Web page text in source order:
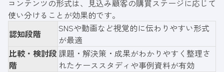
コンテンツの形式は、見込み顧客の購買ステージに応じて
使い分けることが効果的です。
認知段階
SNSや動画など視覚的に伝わりやすい形式
が最適
比較・検討段
階
課題・解決策・成果がわかりやすく整理さ
れたケーススタディや事例資料が有効